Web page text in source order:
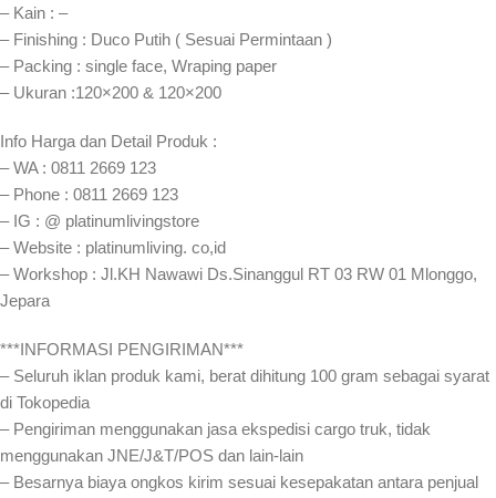
– Kain : –
– Finishing : Duco Putih ( Sesuai Permintaan )
– Packing : single face, Wraping paper
– Ukuran :120×200 & 120×200
Info Harga dan Detail Produk :
– WA : 0811 2669 123
– Phone : 0811 2669 123
– IG : @ platinumlivingstore
– Website : platinumliving. co,id
– Workshop : Jl.KH Nawawi Ds.Sinanggul RT 03 RW 01 Mlonggo,
Jepara
***INFORMASI PENGIRIMAN***
– Seluruh iklan produk kami, berat dihitung 100 gram sebagai syarat
di Tokopedia
– Pengiriman menggunakan jasa ekspedisi cargo truk, tidak
menggunakan JNE/J&T/POS dan lain-lain
– Besarnya biaya ongkos kirim sesuai kesepakatan antara penjual